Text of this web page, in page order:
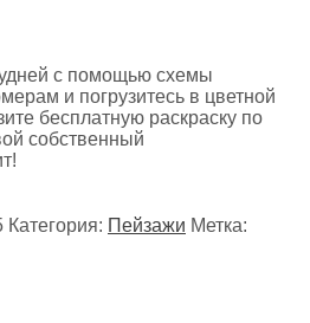
с помощью схемы
и погрузитесь в цветной
бесплатную раскраску по
собственный
Категория: Пейзажи Метка: